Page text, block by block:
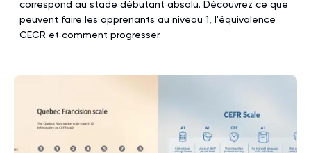
correspond au stade débutant absolu. Découvrez ce que
peuvent faire les apprenants au niveau 1, l'équivalence
CECR et comment progresser.